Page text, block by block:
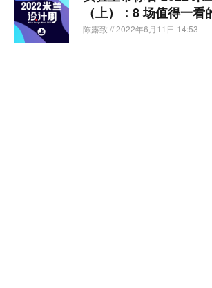
（上）：8 场值得一看
陈露致// 2022年6月11日 14:53